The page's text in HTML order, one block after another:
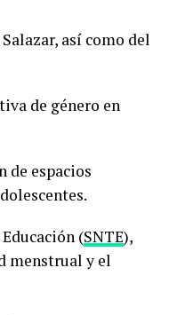
así como del
de género en
de espacios
(SNTE),
menstrual y el